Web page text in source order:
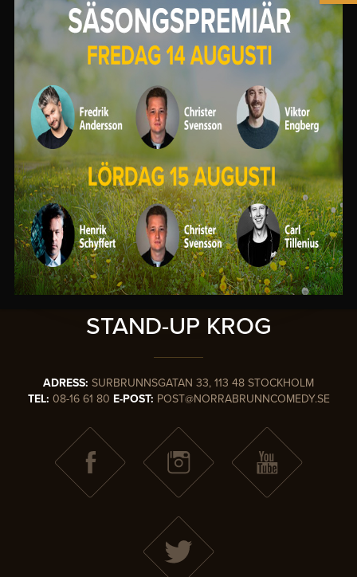
SIMON GARSHASEBI
DEN ORANGEA FÅTÖLJEN ARKIVET
SVERIGESMEST KÄNDA
STAND-UP KROG
ADRESS: SURBRUNNSGATAN 33, 113 48 STOCKHOLM
TEL: 08-16 61 80 E-POST: POST@NORRABRUNNCOMEDY.SE